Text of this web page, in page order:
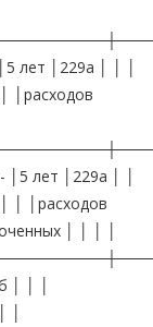
лет │229а │ │ │
│расходов
лет │229а │ │
│ │расходов
│ │ │ │
│ │ │